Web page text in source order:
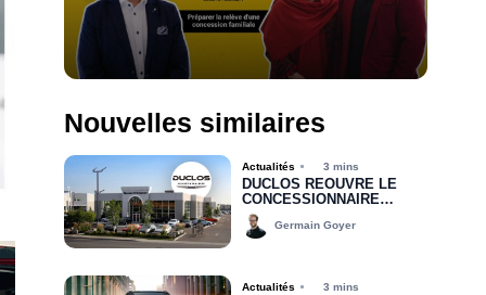
Nouvelles similaires
Actualités 3 mins
DUCLOS RÉOUVRE LE
CONCESSIONNAIRE
CHRYSLER DODGE JEEP
RAM DE DRUMMONDVILLE
Germain Goyer
Actualités 3 mins